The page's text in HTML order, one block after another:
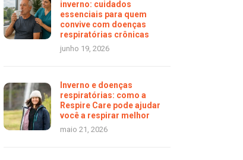
inverno: cuidados
essenciais para quem
convive com doenças
respiratórias crônicas
junho 19, 2026
Inverno e doenças
respiratórias: como a
Respire Care pode ajudar
você a respirar melhor
maio 21, 2026